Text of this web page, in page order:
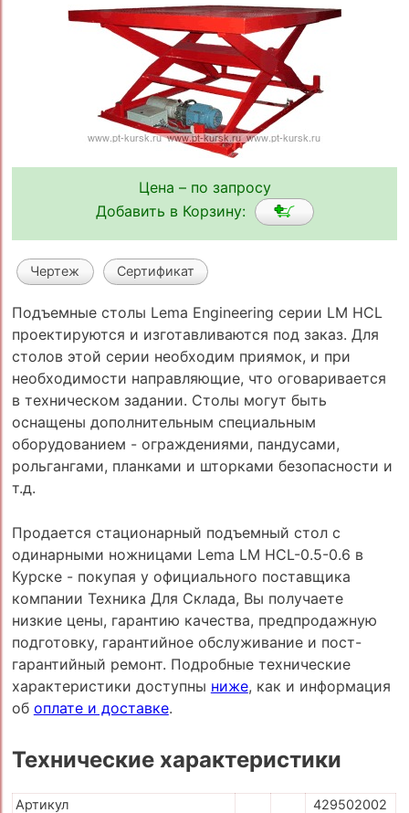
Цена – по запросу
Добавить в Корзину:
Чертеж Сертификат
Подъемные столы Lema Engineering серии LM HCL
проектируются и изготавливаются под заказ. Для
столов этой серии необходим приямок, и при
необходимости направляющие, что оговаривается
в техническом задании. Столы могут быть
оснащены дополнительным специальным
оборудованием - ограждениями, пандусами,
рольгангами, планками и шторками безопасности и
т.д.
Продается стационарный подъемный стол с
одинарными ножницами Lema LM HCL-0.5-0.6 в
Курске - покупая у официального поставщика
компании Техника Для Склада, Вы получаете
низкие цены, гарантию качества, предпродажную
подготовку, гарантийное обслуживание и пост-
гарантийный ремонт. Подробные технические
характеристики доступны ниже, как и информация
об оплате и доставке.
Технические характеристики
Артикул
429502002